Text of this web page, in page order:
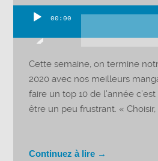
audio
00:00
Cette semaine, on termine
2020 avec nos meilleurs
faire un top 10 de l’année
être un peu frustrant. « Choisir,
Continuez à lire →